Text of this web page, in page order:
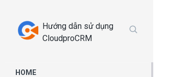
Hướng dẫn sử dụng
CloudproCRM
HOME